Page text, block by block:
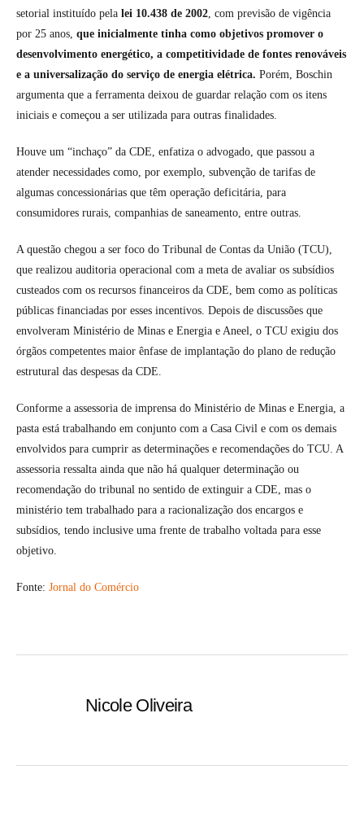
setorial instituído pela lei 10.438 de 2002, com previsão de vigência
por 25 anos, que inicialmente tinha como objetivos promover o
desenvolvimento energético, a competitividade de fontes renováveis
e a universalização do serviço de energia elétrica. Porém, Boschin
argumenta que a ferramenta deixou de guardar relação com os itens
iniciais e começou a ser utilizada para outras finalidades.
Houve um “inchaço” da CDE, enfatiza o advogado, que passou a
atender necessidades como, por exemplo, subvenção de tarifas de
algumas concessionárias que têm operação deficitária, para
consumidores rurais, companhias de saneamento, entre outras.
A questão chegou a ser foco do Tribunal de Contas da União (TCU),
que realizou auditoria operacional com a meta de avaliar os subsídios
custeados com os recursos financeiros da CDE, bem como as políticas
públicas financiadas por esses incentivos. Depois de discussões que
envolveram Ministério de Minas e Energia e Aneel, o TCU exigiu dos
órgãos competentes maior ênfase de implantação do plano de redução
estrutural das despesas da CDE.
Conforme a assessoria de imprensa do Ministério de Minas e Energia, a
pasta está trabalhando em conjunto com a Casa Civil e com os demais
envolvidos para cumprir as determinações e recomendações do TCU. A
assessoria ressalta ainda que não há qualquer determinação ou
recomendação do tribunal no sentido de extinguir a CDE, mas o
ministério tem trabalhado para a racionalização dos encargos e
subsídios, tendo inclusive uma frente de trabalho voltada para esse
objetivo.
Fonte: Jornal do Comércio
Nicole Oliveira